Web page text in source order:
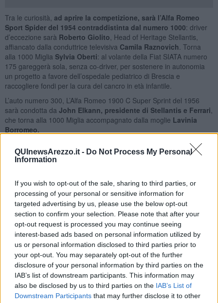
QUInewsArezzo.it - Do Not Process My Personal
Information
If you wish to opt-out of the sale, sharing to third parties, or
processing of your personal or sensitive information for
targeted advertising by us, please use the below opt-out
section to confirm your selection. Please note that after your
opt-out request is processed you may continue seeing
interest-based ads based on personal information utilized by
us or personal information disclosed to third parties prior to
your opt-out. You may separately opt-out of the further
disclosure of your personal information by third parties on the
IAB’s list of downstream participants. This information may
also be disclosed by us to third parties on the IAB’s List of
Downstream Participants that may further disclose it to other
Tra le curiosità, ad aprire la competizione, sarà l’Alfa Romeo
Sport Spider del 1954 contraddistinta dal numero 1000: driver
d’eccezione sarà Roberto Giolito , Head of Heritage Stellantis,
affiancato dalla conduttrice televisiva Camila Raznovich . Torna
alla 1000 Miglia Sylvia Oberti: al volante della Fiat SIATA numero
175 gareggerà sola, senza co-driver, per sostenere in autonomia
un progetto a favore dell’ospedale pediatrico di Brescia e
raccogliere fondi per la cura del cancro in età infantile.
L’auto numero 300, L’Alfa Romeo 1900 C Super Sprint del 1956
sarà condotta da John Elkann, presidente di Stellantis e Ferrari
che torna alla 1000 Miglia accompagnato dalla moglie Lavinia
Borromeo.
rosa molto speciale correrà quest'anno per
sostenere la ricerca svolta all'interno di IEO Women's Cancer
Center, il primo centro in Italia dedicato al mondo dei tumori
Parodi, Alessandra Mastronardi, Melissa Satta, Francesca
Piccinini.
La trentanovesima edizione della rievocazione della corsa disputata
dal 1927 al 1957, è dedicata al tema “Crossing the Future” e
presenterà numerose novità rispetto agli anni passati, a partire
proprio dal percorso.
Rispettando la tradizione del tracciato da Brescia a Roma e
ritorno , la 1000 Miglia 2021 sarà caratterizzata da una novità
assoluta: per la prima volta, il senso di marcia sarà invertito rispetto
alle recenti edizioni, riprendendo il senso antiorario di molte edizioni
della corsa originale di velocità.